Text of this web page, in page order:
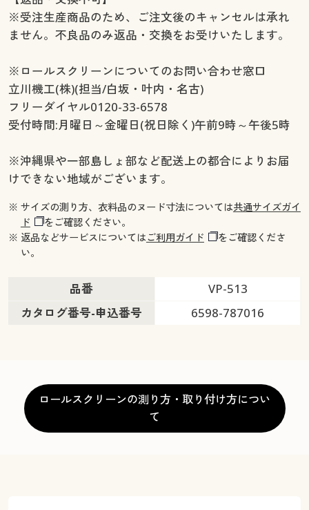
※受注生産商品のため、ご注文後のキャンセルは承れ
ません。不良品のみ返品・交換をお受けいたします。
※ロールスクリーンについてのお問い合わせ窓口
立川機工(株)(担当/白坂・叶内・名古)
フリーダイヤル0120-33-6578
受付時間:月曜日～金曜日(祝日除く)午前9時～午後5時
※沖縄県や一部島しょ部など配送上の都合によりお届
けできない地域がございます。
※ サイズの測り方、衣料品のヌード寸法については共通サイズガイ
ド
をご確認ください。
※ 返品などサービスについてはご利用ガイド
をご確認くださ
い。
品番
VP-513
カタログ番号-申込番号
6598-787016
ロールスクリーンの測り方・取り付け方につい
て